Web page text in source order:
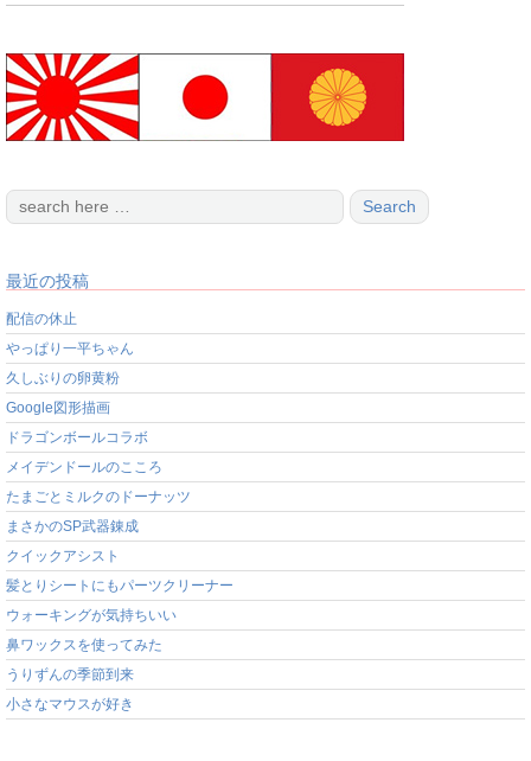
最近の投稿
配信の休止
やっぱり一平ちゃん
久しぶりの卵黄粉
Google図形描画
ドラゴンボールコラボ
メイデンドールのこころ
たまごとミルクのドーナッツ
まさかのSP武器錬成
クイックアシスト
髪とりシートにもパーツクリーナー
ウォーキングが気持ちいい
鼻ワックスを使ってみた
うりずんの季節到来
小さなマウスが好き